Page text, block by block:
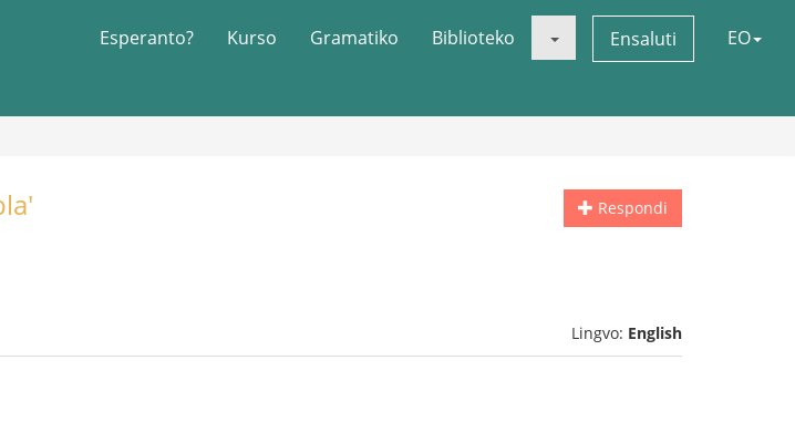
Esperanto? Kurso Gramatiko Biblioteko Ensaluti EO
Respondi
Lingvo: English